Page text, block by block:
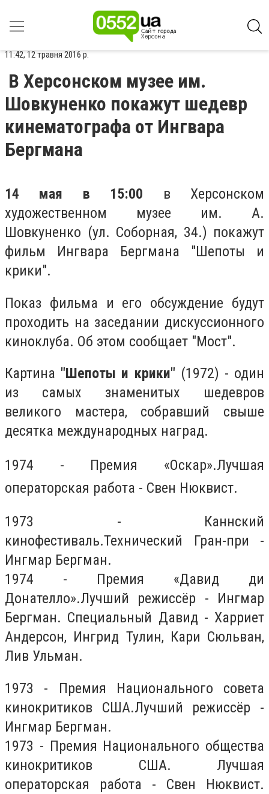
11:42, 12 травня 2016 р.
В Херсонском музее им.
Шовкуненко покажут шедевр
кинематографа от Ингвара
Бергмана
14 мая в 15:00 в Херсонском
художественном музее им. А.
Шовкуненко (ул. Соборная, 34.) покажут
фильм Ингвара Бергмана "Шепоты и
крики".
Показ фильма и его обсуждение будут
проходить на заседании дискуссионного
киноклуба. Об этом сообщает "Мост".
Картина "Шепоты и крики" (1972) - один
из самых знаменитых шедевров
великого мастера, собравший свыше
десятка международных наград.
1974 - Премия «Оскар».Лучшая
операторская работа - Свен Нюквист.
1973 - Каннский
кинофестиваль.Технический Гран-при -
Ингмар Бергман.
1974 - Премия «Давид ди
Донателло».Лучший режиссёр - Ингмар
Бергман. Специальный Давид - Харриет
Андерсон, Ингрид Тулин, Кари Сюльван,
Лив Ульман.
1973 - Премия Национального совета
кинокритиков США.Лучший режиссёр -
Ингмар Бергман.
1973 - Премия Национального общества
кинокритиков США. Лучшая
операторская работа - Свен Нюквист.